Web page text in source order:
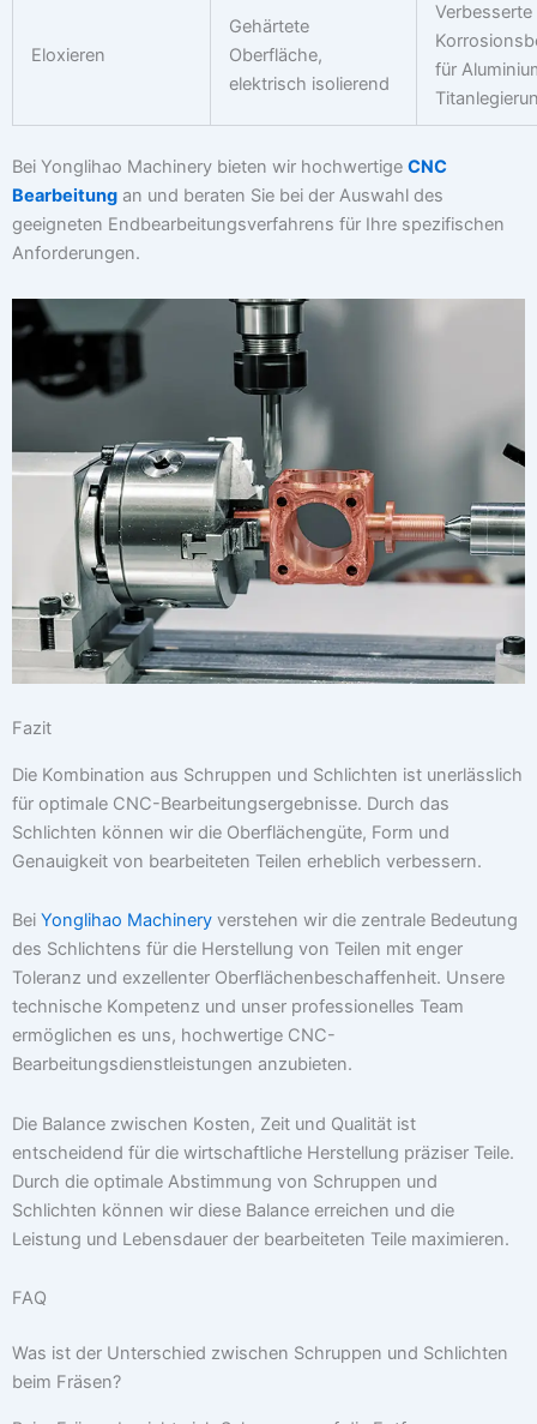
Eloxieren
Gehärtete
Oberfläche,
elektrisch isolierend
Verbesserte
für
Bei Yonglihao Machinery bieten wir hochwertige CNC
Bearbeitung an und beraten Sie bei der Auswahl des
geeigneten Endbearbeitungsverfahrens für Ihre spezifischen
Anforderungen.
Fazit
Die Kombination aus Schruppen und Schlichten ist unerlässlich
für optimale CNC-Bearbeitungsergebnisse. Durch das
Schlichten können wir die Oberflächengüte, Form und
Genauigkeit von bearbeiteten Teilen erheblich verbessern.
Bei Yonglihao Machinery verstehen wir die zentrale Bedeutung
des Schlichtens für die Herstellung von Teilen mit enger
Toleranz und exzellenter Oberflächenbeschaffenheit. Unsere
technische Kompetenz und unser professionelles Team
ermöglichen es uns, hochwertige CNC-
Bearbeitungsdienstleistungen anzubieten.
Die Balance zwischen Kosten, Zeit und Qualität ist
entscheidend für die wirtschaftliche Herstellung präziser Teile.
Durch die optimale Abstimmung von Schruppen und
Schlichten können wir diese Balance erreichen und die
Leistung und Lebensdauer der bearbeiteten Teile maximieren.
FAQ
Was ist der Unterschied zwischen Schruppen und Schlichten
beim Fräsen?